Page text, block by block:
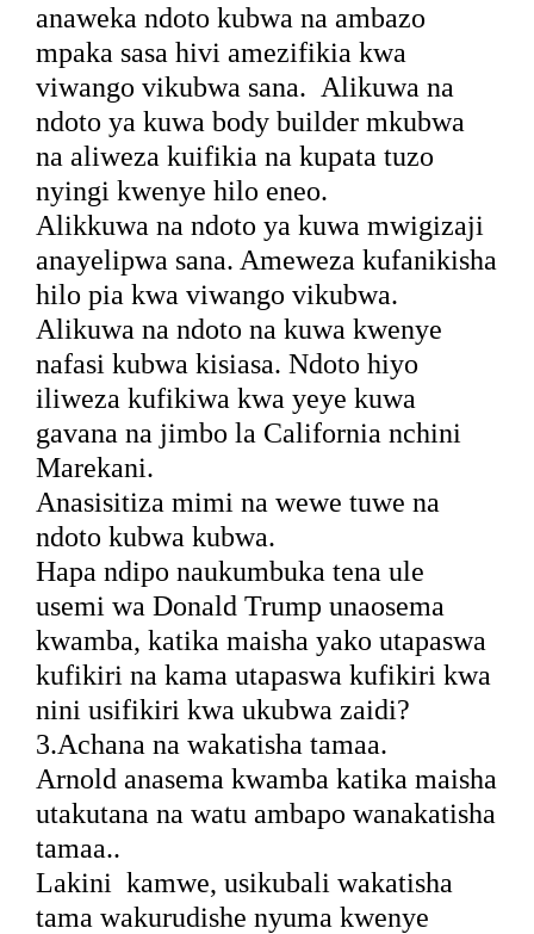
anaweka ndoto kubwa na ambazo
mpaka sasa hivi amezifikia kwa
viwango vikubwa sana. Alikuwa na
ndoto ya kuwa body builder mkubwa
na aliweza kuifikia na kupata tuzo
nyingi kwenye hilo eneo.
Alikkuwa na ndoto ya kuwa mwigizaji
anayelipwa sana. Ameweza kufanikisha
hilo pia kwa viwango vikubwa.
Alikuwa na ndoto na kuwa kwenye
nafasi kubwa kisiasa. Ndoto hiyo
iliweza kufikiwa kwa yeye kuwa
gavana na jimbo la California nchini
Marekani.
Anasisitiza mimi na wewe tuwe na
ndoto kubwa kubwa.
Hapa ndipo naukumbuka tena ule
usemi wa Donald Trump unaosema
kwamba, katika maisha yako utapaswa
kufikiri na kama utapaswa kufikiri kwa
nini usifikiri kwa ukubwa zaidi?
3.Achana na wakatisha tamaa.
Arnold anasema kwamba katika maisha
utakutana na watu ambapo wanakatisha
tamaa..
Lakini kamwe, usikubali wakatisha
tama wakurudishe nyuma kwenye